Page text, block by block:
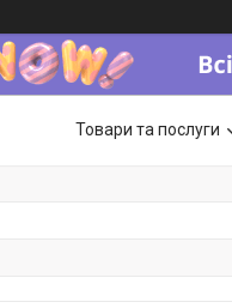
Товари та послуги